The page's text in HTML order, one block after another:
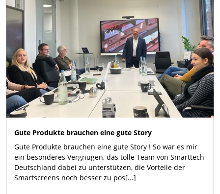
Gute Produkte brauchen eine gute Story
Gute Produkte brauchen eine gute Story ! So war es mir
ein besonderes Vergnügen, das tolle Team von Smarttech
Deutschland dabei zu unterstützen, die Vorteile der
Smartscreens noch besser zu pos[...]